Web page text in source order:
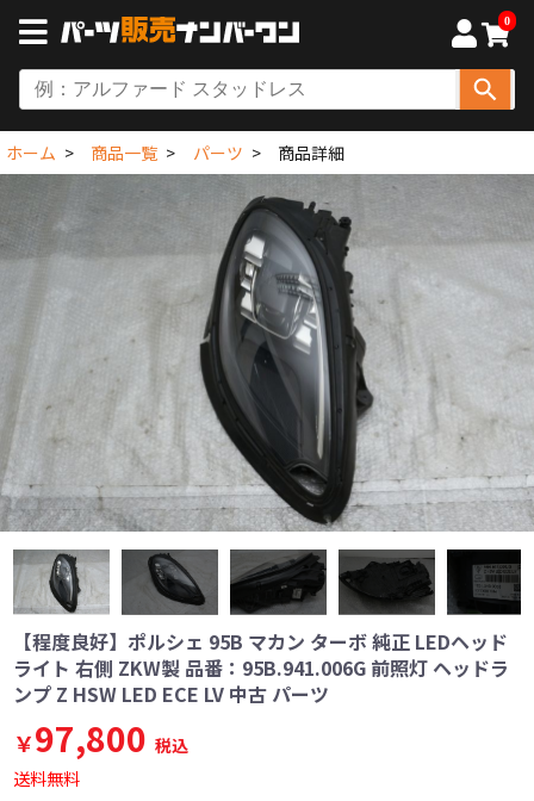
0
ホーム 商品一覧 パーツ 商品詳細
【程度良好】ポルシェ 95B マカン ターボ 純正 LEDヘッド
ライト 右側 ZKW製 品番：95B.941.006G 前照灯 ヘッドラ
ンプ Z HSW LED ECE LV 中古 パーツ
￥97,800 税込
送料無料